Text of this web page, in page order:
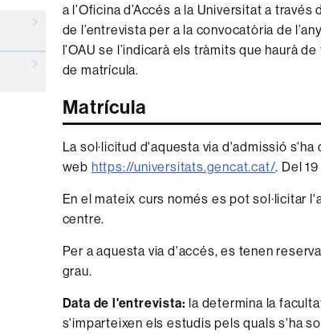
a l’Oficina d’Accés a la Universitat a través
de l’entrevista per a la convocatòria de
l’OAU se l’indicarà els tràmits que haurà
de matrícula.
Matrícula
La sol·licitud d'aquesta via d'admissió s'ha
web https://universitats.gencat.cat/. Del
En el mateix curs només es pot sol·licitar
centre.
Per a aquesta via d'accés, es tenen
grau.
Data de l'entrevista: la determina la
s'imparteixen els estudis pels quals s'ha